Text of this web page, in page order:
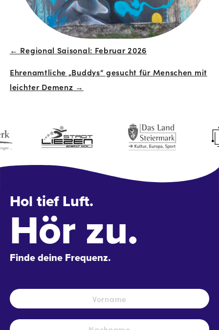
Beitrags-
Navigation
← Regional Saisonal: Februar 2026
Ehrenamtliche „Buddys“ gesucht für Menschen mit
leichter Demenz →
Hol tief Luft.
Hör zu.
Finde deine Frequenz.
Name *